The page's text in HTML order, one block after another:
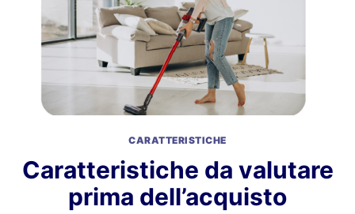
CARATTERISTICHE
Caratteristiche da valutare
prima dell’acquisto